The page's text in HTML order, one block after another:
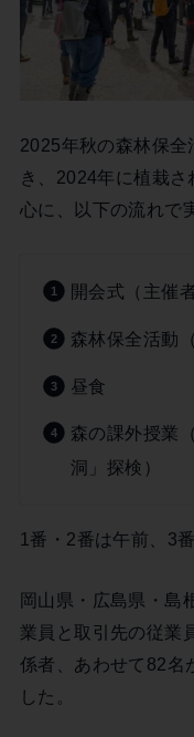
2025年秋の森林保
き、2024年に植栽さ
心に、以下の流れで
開会式（主催
森林保全活動
昼食
森の課外授業
洞」探検）
1番・2番は午前、3
岡山県・広島県・島
業員と取引先の従業
係者、あわせて82名
した。